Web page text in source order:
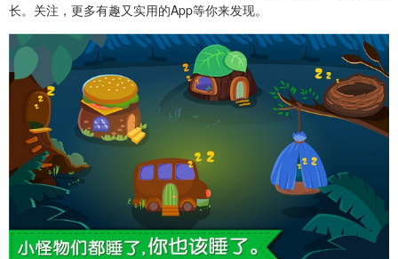
长。关注，更多有趣又实用的app等你来发现。